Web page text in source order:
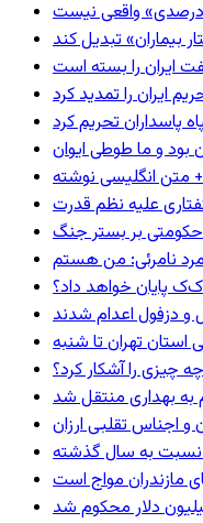
ایران را بسته است
ایران را تمدید کرد
پاسداران تحریم کرد
بود و ما طوطی ایوان
متن انگلیسی نوشته
علیه نظم قدرت
بر بستر جنگ
پایان خواهد داد؟
و دزفول اعدام شدند
استان تهران تا شنبه
را آشکار کرد؟
بهداری منتقل شد
و اجناس تقلبی ارزان
مازندران مواج است